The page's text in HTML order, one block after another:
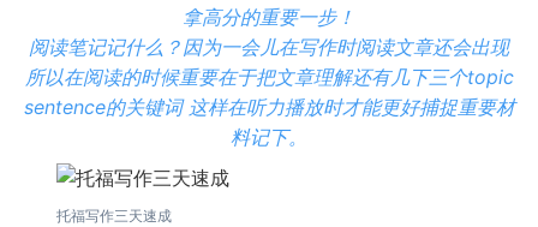
拿高分的重要一步！
阅读笔记记什么？因为一会儿在写作时阅读文章还会出现
所以在阅读的时候重要在于把文章理解还有几下三个topic
sentence的关键词 这样在听力播放时才能更好捕捉重要材
料记下。
托福写作三天速成